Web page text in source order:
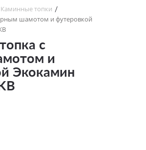
Каминные топки /
шамотом и футеровкой
с
и
Экокамин